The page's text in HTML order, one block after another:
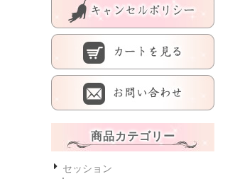
商品カテゴリー
セッション